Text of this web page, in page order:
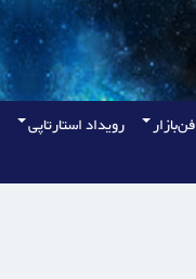
فن‌بازار رویداد استارتاپی